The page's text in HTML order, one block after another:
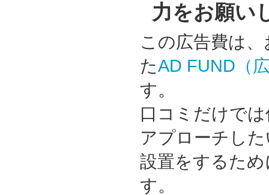
力をお願い
この広告費は
たAD FUND（
す。
口コミだけで
アプローチし
設置をするた
す。